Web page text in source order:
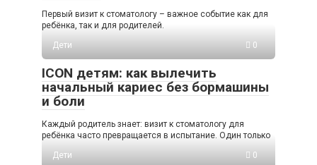
Первый визит к стоматологу – важное событие как для
ребёнка, так и для родителей.
Дети
0
ICON детям: как вылечить
начальный кариес без бормашины
и боли
Каждый родитель знает: визит к стоматологу для
ребёнка часто превращается в испытание. Один только
Дети
0